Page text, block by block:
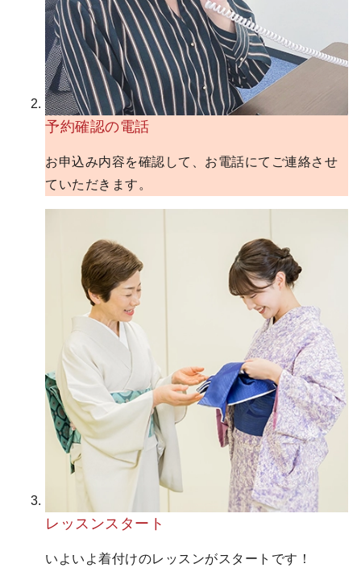
予約確認の電話
お申込み内容を確認して、お電話にてご連絡させ
ていただきます。
レッスンスタート
いよいよ着付けのレッスンがスタートです！